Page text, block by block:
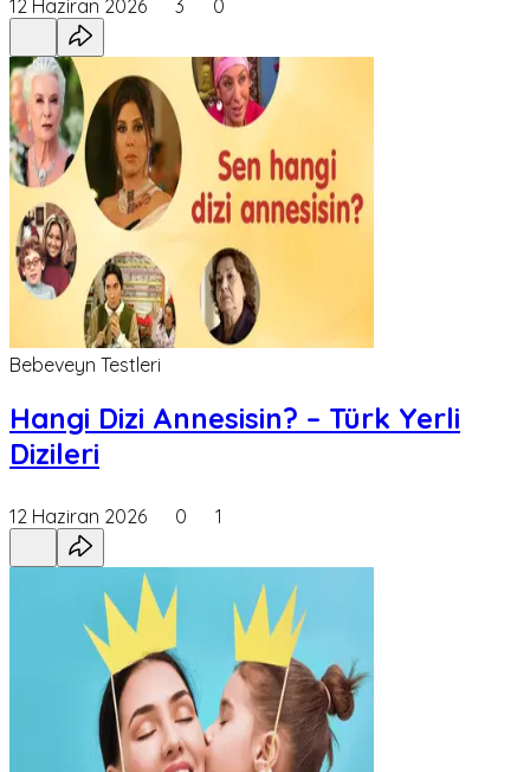
12 Haziran 2026 3 0
Bebeveyn Testleri
Hangi Dizi Annesisin? – Türk Yerli
Dizileri
12 Haziran 2026 0 1